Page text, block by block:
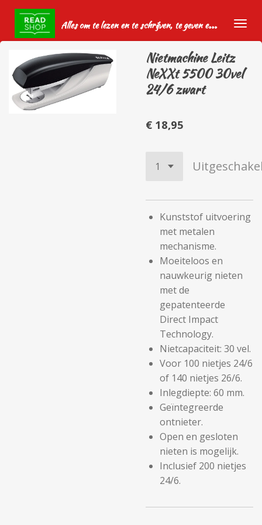
direct
naar
hoofdinhoud
A
lles om te lezen en te schrijven, te geven en te krijgen.
Nietmachine Leitz
NeXXt 5500 30vel
24/6 zwart
€ 18,95
Kunststof uitvoering
met metalen
mechanisme.
Moeiteloos en
nauwkeurig nieten
met de
gepatenteerde
Direct Impact
Technology.
Nietcapaciteit: 30 vel.
Voor 100 nietjes 24/6
of 140 nietjes 26/6.
Inlegdiepte: 60 mm.
Geïntegreerde
ontnieter.
Open en gesloten
nieten is mogelijk.
Inclusief 200 nietjes
24/6.